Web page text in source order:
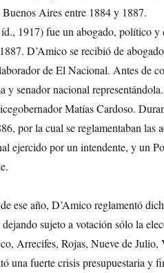
1917) fue un abogado, político y
D’Amico se recibió de
de El Nacional. Antes de
y senador nacional
Matías Cardoso.
por la cual se reglamentaban
ejercido por un intendente, y un
ese año, D’Amico reglamentó
sujeto a votación sólo la
Arrecifes, Rojas, Nueve de
una fuerte crisis presupuestaria y